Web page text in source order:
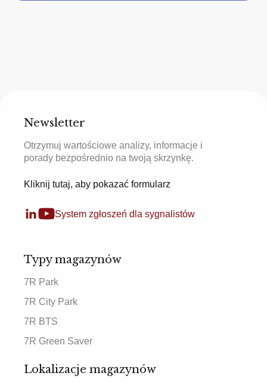
Newsletter
Otrzymuj wartościowe analizy, informacje i
porady bezpośrednio na twoją skrzynkę.
Kliknij tutaj, aby pokazać formularz
System zgłoszeń dla sygnalistów
Typy magazynów
7R Park
7R City Park
7R BTS
7R Green Saver
Lokalizacje magazynów